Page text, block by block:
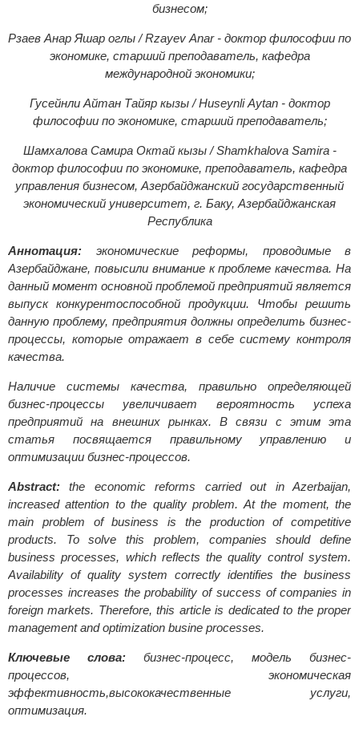
бизнесом;
Рзаев Анар Яшар оглы / Rzayev Anar - доктор философии по
экономике, старший преподаватель, кафедра
международной экономики;
Гусейнли Айтан Тайяр кызы / Huseynli Aytan - доктор
философии по экономике, старший преподаватель;
Шамхалова Самира Октай кызы / Shamkhalova Samira -
доктор философии по экономике, преподаватель, кафедра
управления бизнесом, Азербайджанский государственный
экономический университет, г. Баку, Азербайджанская
Республика
Аннотация: экономические реформы, проводимые в
Азербайджане, повысили внимание к проблеме качества. На
данный момент основной проблемой предприятий является
выпуск конкурентоспособной продукции. Чтобы решить
данную проблему, предприятия должны определить бизнес-
процессы, которые отражает в себе систему контроля
качества.
Наличие системы качества, правильно определяющей
бизнес-процессы увеличивает вероятность успеха
предприятий на внешних рынках. В связи с этим эта
статья посвящается правильному управлению и
оптимизации бизнес-процессов.
Abstract: the economic reforms carried out in Azerbaijan,
increased attention to the quality problem. At the moment, the
main problem of business is the production of competitive
products. To solve this problem, companies should define
business processes, which reflects the quality control system.
Availability of quality system correctly identifies the business
processes increases the probability of success of companies in
foreign markets. Therefore, this article is dedicated to the proper
management and optimization busine processes.
Ключевые слова: бизнес-процесс, модель бизнес-
процессов, экономическая
эффективность,высококачественные услуги,
оптимизация.